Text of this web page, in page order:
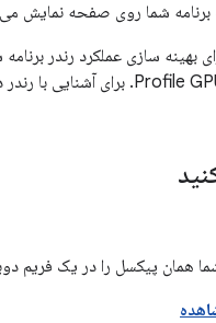
شما روی صفحه نمایش
بهینه سازی عملکرد رندر
همان پیکسل را در یک فریم